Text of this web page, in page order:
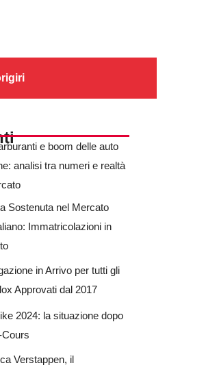
e boom delle auto
analisi tra numeri e realtà
Sostenuta nel Mercato
Immatricolazioni in
in Arrivo per tutti gli
Approvati dal 2017
2024: la situazione dopo
Verstappen, il